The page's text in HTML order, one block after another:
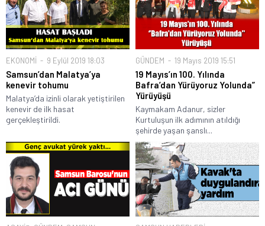
EKONOMİ 9 Eylül 2019 18:03
Samsun’dan Malatya’ya
kenevir tohumu
Malatya’da izinli olarak yetiştirilen
kenevir de ilk hasat
gerçekleştirildi.
GÜNDEM 19 Mayıs 2019 15:51
19 Mayıs’ın 100. Yılında
Bafra’dan Yürüyoruz Yolunda”
Yürüyüşü
Kaymakam Adanur, sizler
Kurtuluşun ilk adımının atıldığı
şehirde yaşan şanslı...